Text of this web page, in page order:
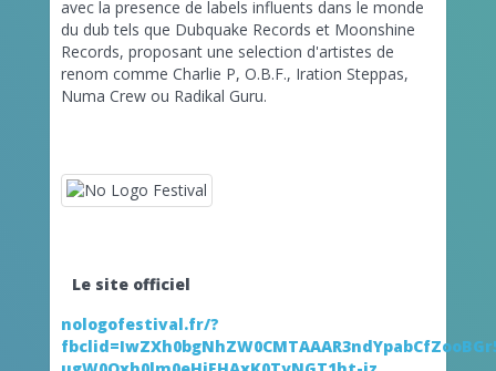
avec la presence de labels influents dans le monde
du dub tels que Dubquake Records et Moonshine
Records, proposant une selection d'artistes de
renom comme Charlie P, O.B.F., Iration Steppas,
Numa Crew ou Radikal Guru.
Le site officiel
nologofestival.fr/?